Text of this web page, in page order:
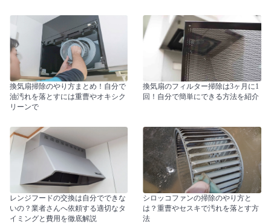
換気扇掃除のやり方まとめ！自分で
油汚れを落とすには重曹やオキシク
リーンで
換気扇のフィルター掃除は3ヶ月に1
回！自分で簡単にできる方法を紹介
レンジフードの交換は自分でできな
いの？業者さんへ依頼する適切なタ
イミングと費用を徹底解説
シロッコファンの掃除のやり方と
は？重曹やセスキで汚れを落とす方
法